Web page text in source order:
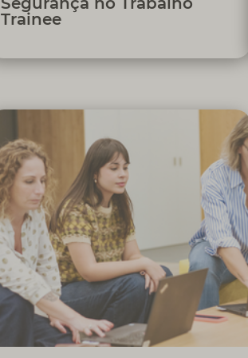
Trainee
Garantir a conformidade com os
requisitos regulamentares, através da
consistência, coerência e qualidade dos
dados reportados, com o objetivo de
contribuir para o cumprimento das
normas e regulamentos aplicáveis,
assegurando o alinhamento da
informação entre os vários reportes
regulamentares, bem como, contribuir
para a rentabilidade e crescimento
sustentável da Cofidis ao evitar possíveis